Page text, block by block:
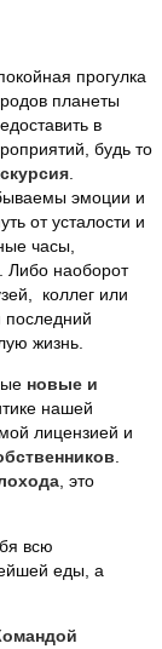
прогулка
планеты
в
будь то
.
эмоции и
от усталости и
часы,
Либо наоборот
коллег или
последний
жизнь.
новые и
нашей
лицензией и
.
, это
всю
еды, а